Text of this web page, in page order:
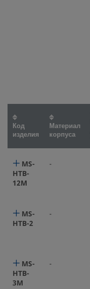
Код
изделия
Материал
корпуса
MS-
HTB-
12M
-
MS-
HTB-2
-
MS-
HTB-
3M
-